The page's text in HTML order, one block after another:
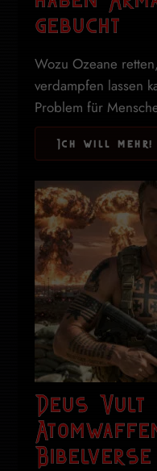
gebucht
Wozu Ozeane
verdampfen lassen
Problem für
Ich will
Deus Vult